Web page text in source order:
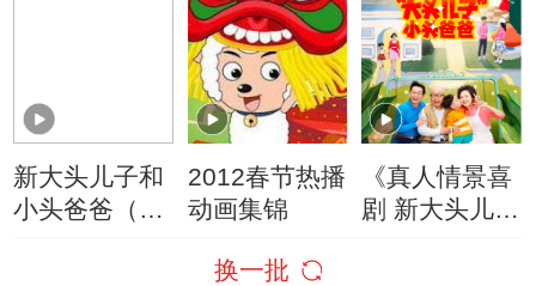
新大头儿子和
小头爸爸（动
2012春节热播
动画集锦
《真人情景喜
剧 新大头儿子
换一批